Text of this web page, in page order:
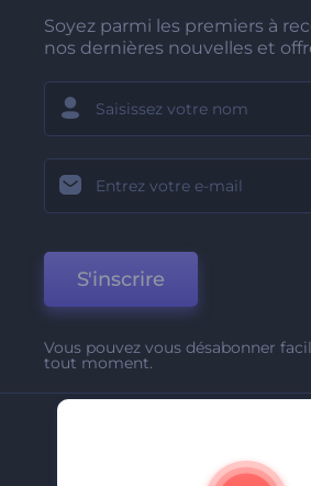
Soyez parmi les premiers à
nos dernières nouvelles et
S'inscrire
Vous pouvez vous désabonner
tout moment.
A Propos De Nous